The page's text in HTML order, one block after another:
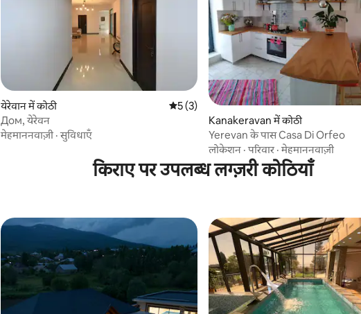
येरेवान में कोठी औसत रेटिंग 5 में से 5, 3 समीक्षाएँ
5 (3)
Дом, येरेवन
मेहमाननवाज़ी ·सुविधाएँ
Kanakeravan में कोठी
Yerevan के पास Casa Di Orfeo
लोकेशन ·परिवार ·मेहमाननवाज़ी
किराए पर उपलब्ध लग्ज़री कोठियाँ